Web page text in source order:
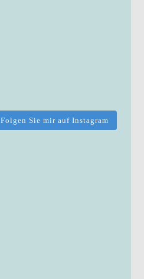
Folgen Sie mir auf Instagram